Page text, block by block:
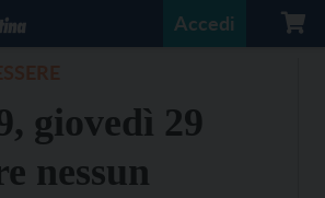
Accedi
giovedì 29
nessun